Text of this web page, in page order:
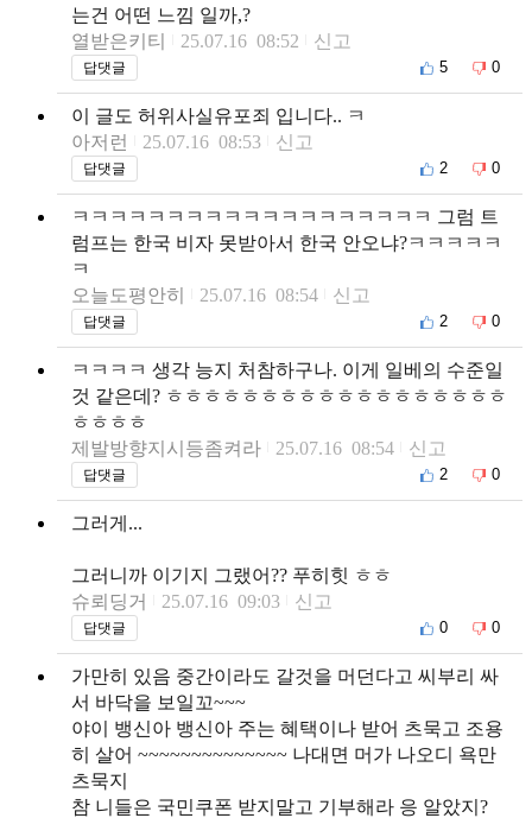
는건 어떤 느낌 일까,?
열받은키티
25.07.16 08:52 신고
답댓글 5 0
이 글도 허위사실유포죄 입니다.. ㅋ
아저런
25.07.16 08:53 신고
답댓글 2 0
ㅋㅋㅋㅋㅋㅋㅋㅋㅋㅋㅋㅋㅋㅋㅋㅋㅋㅋㅋ 그럼 트
럼프는 한국 비자 못받아서 한국 안오냐?ㅋㅋㅋㅋㅋ
ㅋ
오늘도평안히
25.07.16 08:54 신고
답댓글 2 0
ㅋㅋㅋㅋ 생각 능지 처참하구나. 이게 일베의 수준일
것 같은데? ㅎㅎㅎㅎㅎㅎㅎㅎㅎㅎㅎㅎㅎㅎㅎㅎㅎㅎ
ㅎㅎㅎㅎ
제발방향지시등좀켜라
25.07.16 08:54 신고
답댓글 2 0
그러게...
그러니까 이기지 그랬어?? 푸히힛 ㅎㅎ
슈뢰딩거
25.07.16 09:03 신고
답댓글 0 0
가만히 있음 중간이라도 갈것을 머던다고 씨부리 싸
서 바닥을 보일꼬~~~
야이 뱅신아 뱅신아 주는 혜택이나 받어 츠묵고 조용
히 살어 ~~~~~~~~~~~~~~ 나대면 머가 나오디 욕만
츠묵지
참 니들은 국민쿠폰 받지말고 기부해라 응 알았지?